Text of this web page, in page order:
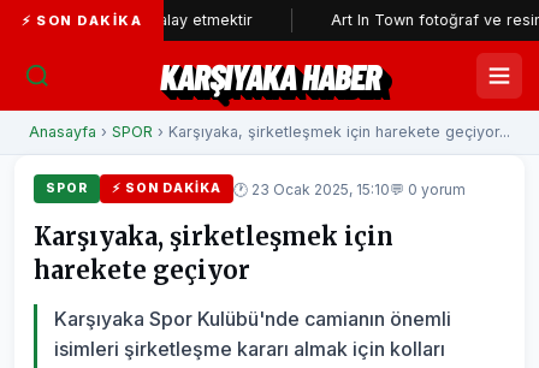
⚡ SON DAKIKA
aklıyla alay etmektir Art In Town fotoğraf ve resim
KARŞIYAKA HABER
Anasayfa › SPOR › Karşıyaka, şirketleşmek için harekete geçiyor...
SPOR ⚡ SON DAKIKA 🕐 23 Ocak 2025, 15:10💬 0 yorum
Karşıyaka, şirketleşmek için
harekete geçiyor
Karşıyaka Spor Kulübü'nde camianın önemli
isimleri şirketleşme kararı almak için kolları